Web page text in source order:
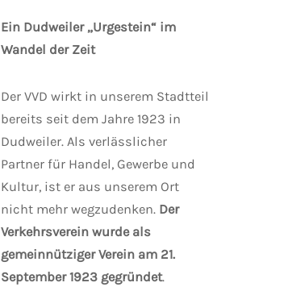
Ein Dudweiler „Urgestein“ im
Wandel der Zeit
Der VVD wirkt in unserem Stadtteil
bereits seit dem Jahre 1923 in
Dudweiler. Als verlässlicher
Partner für Handel, Gewerbe und
Kultur, ist er aus unserem Ort
nicht mehr wegzudenken. Der
Verkehrsverein wurde als
gemeinnütziger Verein am 21.
September 1923 gegründet.